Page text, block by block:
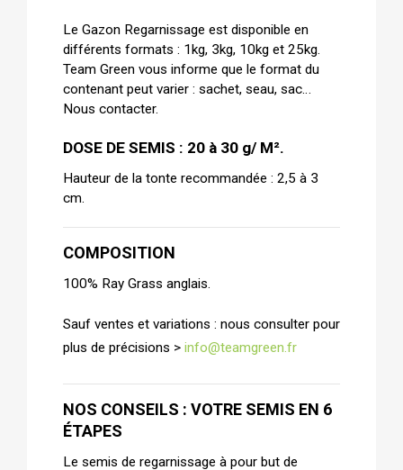
Le Gazon Regarnissage est disponible en
différents formats : 1kg, 3kg, 10kg et 25kg.
Team Green vous informe que le format du
contenant peut varier : sachet, seau, sac…
Nous contacter.
DOSE DE SEMIS : 20 à 30 g/ M².
Hauteur de la tonte recommandée : 2,5 à 3
cm.
COMPOSITION
100% Ray Grass anglais.
Sauf ventes et variations : nous consulter pour
plus de précisions > info@teamgreen.fr
NOS CONSEILS : VOTRE SEMIS EN 6
ÉTAPES
Le semis de regarnissage à pour but de